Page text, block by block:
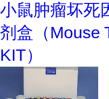
小鼠肿瘤坏死
剂盒（Mouse
KIT）